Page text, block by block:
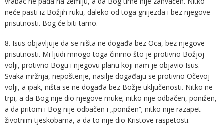
neće pasti iz Božjih ruku, daleko od toga gnijezda i bez njegove
prisutnosti. Bog će biti tamo.
8. Isus objavljuje da se ništa ne događa bez Oca, bez njegove
prisutnosti. Mi ljudi mnogo toga činimo što je protivno Božjoj
volji, protivno Bogu i njegovu planu koji nam je objavio Isus.
Svaka mržnja, nepoštenje, nasilje događaju se protivno Očevoj
volji, a ipak, ništa se ne događa bez Božje uključenosti. Nitko ne
trpi, a da Bog nije dio njegove muke; nitko nije odbačen, ponižen,
a da pritom i Bog nije odbačen i „ponižen“; nitko nije razapet
životnim tjeskobama, a da to nije dio Kristove raspetosti.